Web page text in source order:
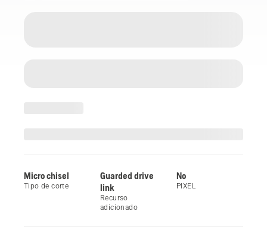
Micro chisel
Tipo de corte
Guarded drive
link
Recurso
adicionado
No
PIXEL